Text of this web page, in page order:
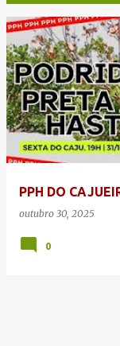
P
o
s
t
a
g
PPH DO
outubro 30, 2025
0